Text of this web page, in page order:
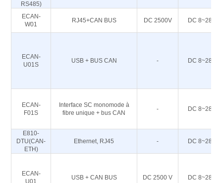
RS485)
ECAN-
W01
RJ45+CAN BUS DC 2500V DC 8~28
ECAN-
U01S
USB + BUS CAN - DC 8~28
ECAN-
F01S
Interface SC monomode à
fibre unique + bus CAN
- DC 8~28
E810-
DTU(CAN-
ETH)
Ethernet, RJ45 - DC 8~28
ECAN-
U01
USB + CAN BUS DC 2500 V DC 8~28